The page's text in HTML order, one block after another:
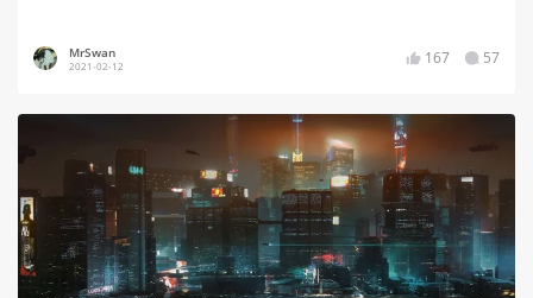
MrSwan
2021-02-12 167 57